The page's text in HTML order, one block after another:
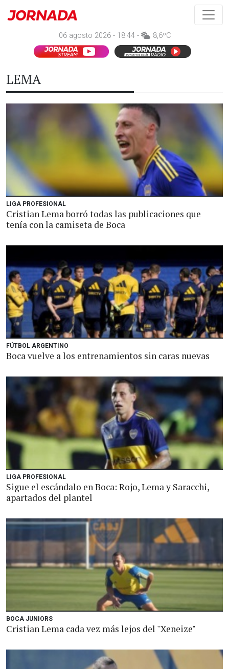
06 agosto 2026 - 18:44 - 8,6ºC
LEMA
LIGA PROFESIONAL
Cristian Lema borró todas las publicaciones que
tenía con la camiseta de Boca
FÚTBOL ARGENTINO
Boca vuelve a los entrenamientos sin caras nuevas
LIGA PROFESIONAL
Sigue el escándalo en Boca: Rojo, Lema y Saracchi,
apartados del plantel
BOCA JUNIORS
Cristian Lema cada vez más lejos del "Xeneize"